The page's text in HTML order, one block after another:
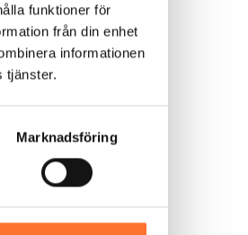
funktioner för
från din enhet
informationen
tjänster.
Marknadsföring